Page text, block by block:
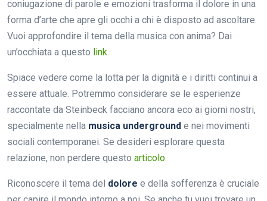
coniugazione di parole e emozioni trasforma il dolore in una
forma d’arte che apre gli occhi a chi è disposto ad ascoltare.
Vuoi approfondire il tema della musica con anima? Dai
un’occhiata a questo link
Spiace vedere come la lotta per la dignità e i diritti continui a
essere attuale. Potremmo considerare se le esperienze
raccontate da Steinbeck facciano ancora eco ai giorni nostri,
specialmente nella musica underground e nei movimenti
sociali contemporanei. Se desideri esplorare questa
relazione, non perdere questo articolo
Riconoscere il tema del dolore e della sofferenza è cruciale